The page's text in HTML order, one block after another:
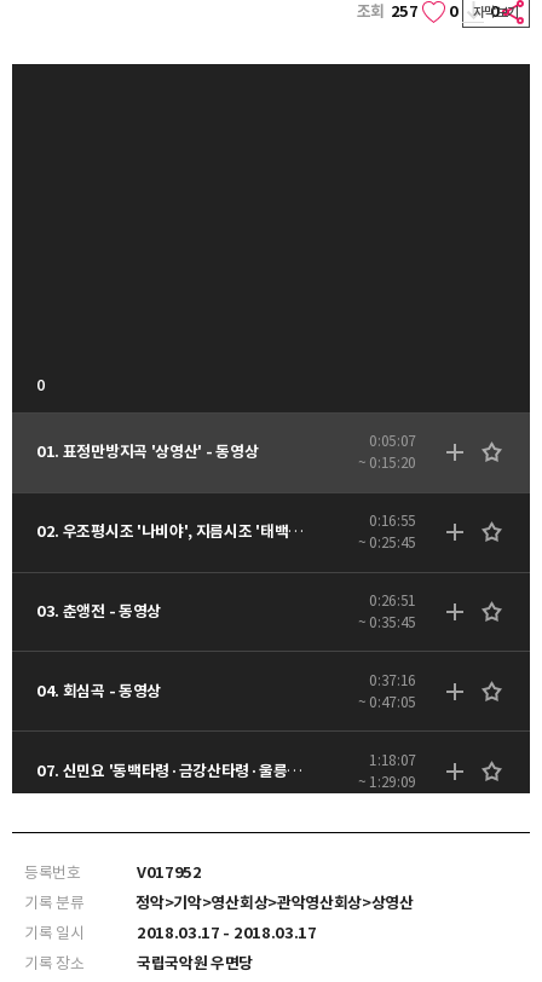
조회 257 0 0
자막보기
0
01. 표정만방지곡 '상영산' - 동영상
0:05:07
~ 0:15:20
02. 우조평시조 '나비야', 지름시조 '태백이' - 동영상
0:16:55
~ 0:25:45
03. 춘앵전 - 동영상
0:26:51
~ 0:35:45
04. 회심곡 - 동영상
0:37:16
~ 0:47:05
07. 신민요 '동백타령·금강산타령·울릉도타령' - 동영상
1:18:07
~ 1:29:09
등록번호
V017952
기록 분류
정악>기악>영산회상>관악영산회상>상영산
기록 일시
2018.03.17 - 2018.03.17
기록 장소
국립국악원 우면당